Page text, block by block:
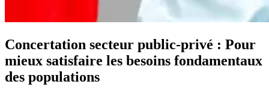
Concertation secteur public-privé : Pour
mieux satisfaire les besoins fondamentaux
des populations